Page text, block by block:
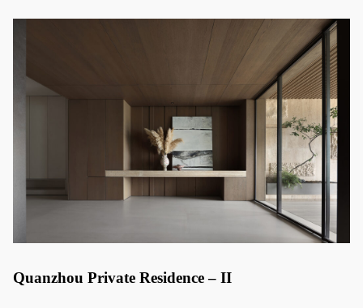
Quanzhou Private Residence – II